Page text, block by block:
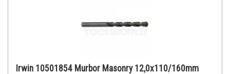
Irwin 10501854 Murbor Masonry 12,0x110/160mm